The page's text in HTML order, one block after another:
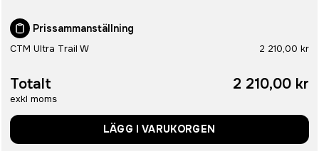
Prissammanställning
CTM Ultra Trail W 2 210,00 kr
Totalt
exkl moms
2 210,00 kr
LÄGG I VARUKORGEN